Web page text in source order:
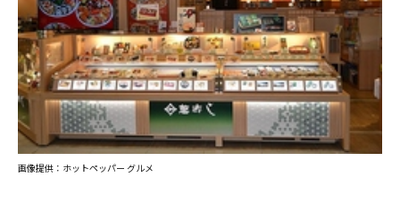
画像提供：ホットペッパー グルメ